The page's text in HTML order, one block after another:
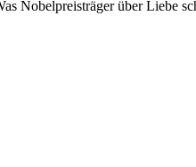
No­bel­preis­trä­ger über Lie­be